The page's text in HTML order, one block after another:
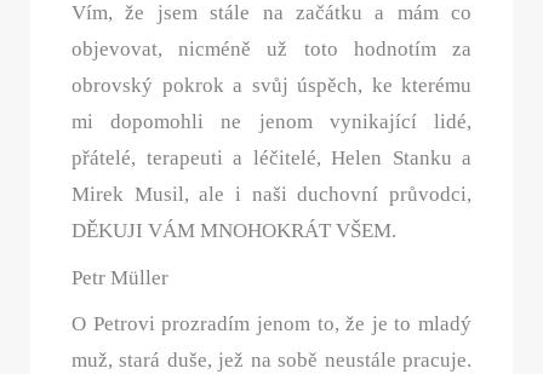
Vím, že jsem stále na začátku a mám co
objevovat, nicméně už toto hodnotím za
obrovský pokrok a svůj úspěch, ke kterému
mi dopomohli ne jenom vynikající lidé,
přátelé, terapeuti a léčitelé, Helen Stanku a
Mirek Musil, ale i naši duchovní průvodci,
DĚKUJI VÁM MNOHOKRÁT VŠEM.
Petr Müller
O Petrovi prozradím jenom to, že je to mladý
muž, stará duše, jež na sobě neustále pracuje.